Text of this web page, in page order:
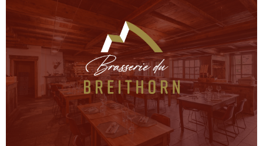
Brasserie du Breithorn
Se ami il sapore autentico della montagna, sei
nel posto giusto.
Scopri il menu e prenota il tuo tavolo